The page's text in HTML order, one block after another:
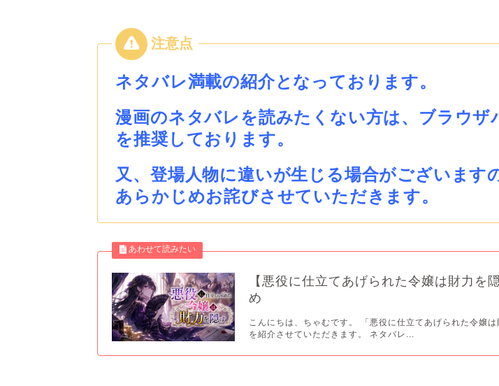
ネタバレ満載の紹介となっております。
漫画のネタバレを読みたくない方は、ブラウザ
を推奨しております。
又、登場人物に違いが生じる場合がございます
あらかじめお詫びさせていただきます。
【悪役に仕立てあげられた令嬢は財力を
め
こんにちは、ちゃむです。 「悪役に仕立てあげられた令嬢は
を紹介させていただきます。 ネタバレ...